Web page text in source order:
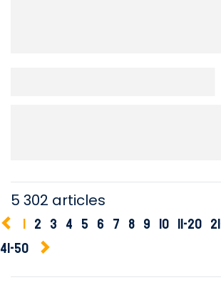
5 302 articles
1 2 3 4 5 6 7 8 9 10 11-20
41-50